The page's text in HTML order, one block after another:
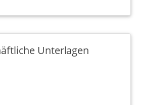
Unterlagen